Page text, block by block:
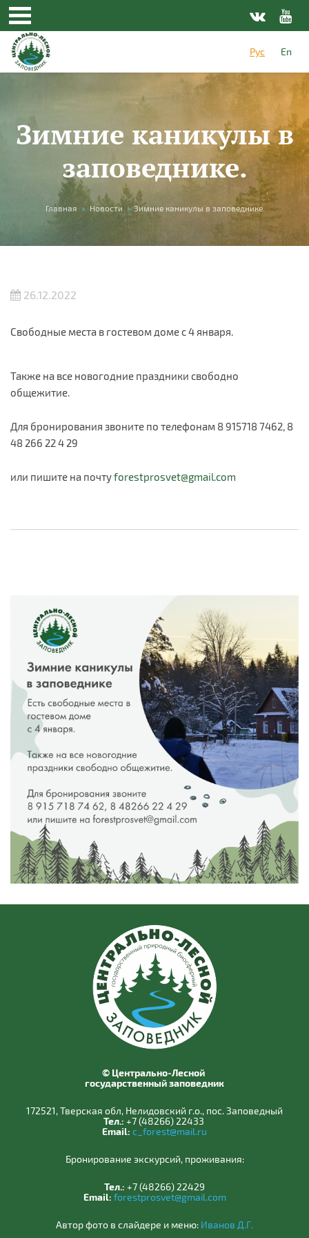
Перейти к основному содержанию
Рус
En
Зимние каникулы в
заповеднике.
Вы здесь
Главная » Новости » Зимние каникулы в заповеднике.
26.12.2022
Свободные места в гостевом доме с 4 января.
Также на все новогодние праздники свободно
общежитие.
Для бронирования звоните по телефонам 8 915718 7462, 8
48 266 22 4 29
или пишите на почтуforestprosvet@gmail.com
© Центрально-Лесной
государственный заповедник
172521, Тверская обл, Нелидовский г.о., пос. Заповедный
Тел.: +7 (48266) 22433
Email: c_forest@mail.ru
Бронирование экскурсий, проживания:
Тел.: +7 (48266) 22429
Email: forestprosvet@gmail.com
Автор фото в слайдере и меню: Иванов Д.Г.